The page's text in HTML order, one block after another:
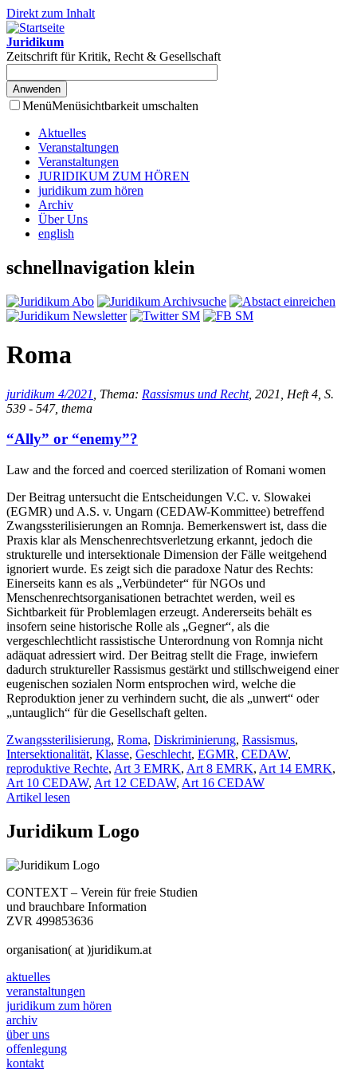
Direkt zum Inhalt
Juridikum
Zeitschrift für Kritik, Recht & Gesellschaft
MenüMenüsichtbarkeit umschalten
Aktuelles
Veranstaltungen
Veranstaltungen
JURIDIKUM ZUM HÖREN
juridikum zum hören
Archiv
Über Uns
english
schnellnavigation klein
Roma
juridikum 4/2021 , Thema: Rassismus und Recht, 2021, Heft 4, S.
539 - 547, thema
“Ally” or “enemy”?
Law and the forced and coerced sterilization of Romani women
Der Beitrag untersucht die Entscheidungen V.C. v. Slowakei
(EGMR) und A.S. v. Ungarn (CEDAW-Kommittee) betreffend
Zwangssterilisierungen an Romnja. Bemerkenswert ist, dass die
Praxis klar als Menschenrechtsverletzung erkannt, jedoch die
strukturelle und intersektionale Dimension der Fälle weitgehend
ignoriert wurde. Es zeigt sich die paradoxe Natur des Rechts:
Einerseits kann es als „Verbündeter“ für NGOs und
Menschenrechtsorganisationen betrachtet werden, weil es
Sichtbarkeit für Problemlagen erzeugt. Andererseits behält es
insofern seine historische Rolle als „Gegner“, als die
vergeschlechtlicht rassistische Unterordnung von Romnja nicht
adäquat adressiert wird. Der Beitrag stellt die Frage, inwiefern
dadurch struktureller Rassismus gestärkt und stillschweigend einer
eugenischen sozialen Norm entsprochen wird, welche die
Reproduktion jener zu verhindern sucht, die als „unwert“ oder
„untauglich“ für die Gesellschaft gelten.
Zwangssterilisierung, Roma, Diskriminierung, Rassismus,
Intersektionalität, Klasse, Geschlecht, EGMR, CEDAW,
reproduktive Rechte, Art 3 EMRK, Art 8 EMRK, Art 14 EMRK,
Art 10 CEDAW, Art 12 CEDAW, Art 16 CEDAW
Artikel lesen
Juridikum Logo
CONTEXT – Verein für freie Studien
und brauchbare Information
ZVR 499853636
organisation( at )juridikum.at
aktuelles
veranstaltungen
juridikum zum hören
archiv
über uns
offenlegung
kontakt